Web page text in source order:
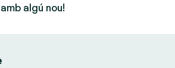
algú nou!